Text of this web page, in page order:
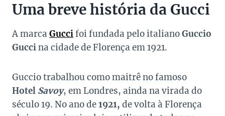
Uma breve história da Gucci
A marca Guccifoi fundada pelo italianoGuccio
Guccina cidade de Florença em 1921.
Guccio trabalhou como maitrê no famoso
Hotel Savoy, em Londres, ainda na virada do
século 19. No ano de1921, de volta à Florença